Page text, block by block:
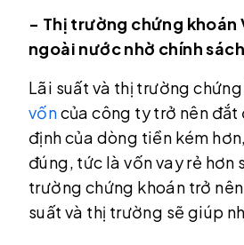
- Thị trường chứng khoán
ngoài nước nhờ chính
Lãi suất và thị trường
vốncủa công ty trở nên đắt
định của dòng tiền kém
đúng, tức là vốn vay rẻ hơn
trường chứng khoán trở
suất và thị trường sẽ giúp